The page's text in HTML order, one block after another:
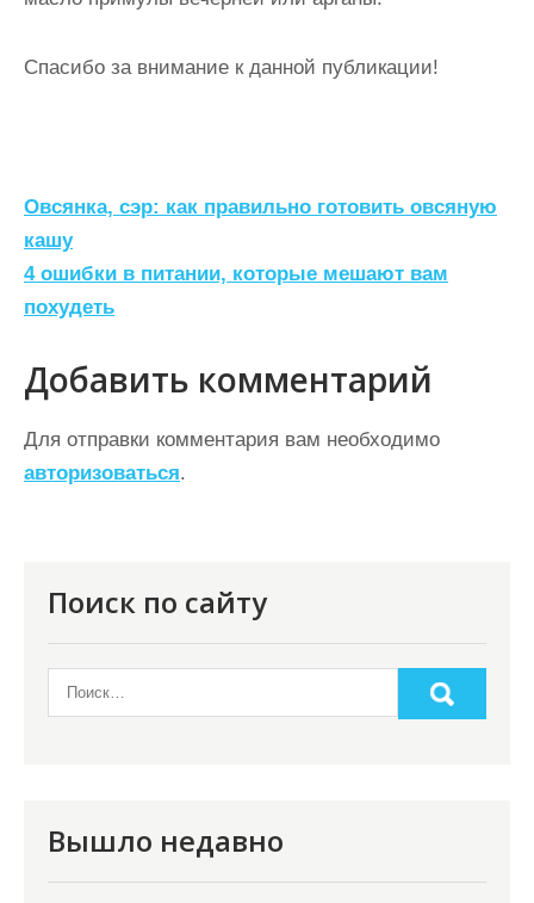
Спасибо за внимание к данной публикации!
Н
а
в
и
г
а
ц
и
м
Овсянка, сэр: как правильно готовить овсяную
кашу
4 ошибки в питании, которые мешают вам
похудеть
Добавить комментарий
Для отправки комментария вам необходимо
авторизоваться.
Поиск по сайту
Вышло недавно